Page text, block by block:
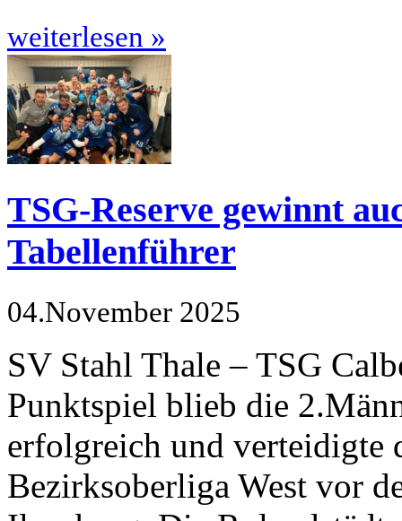
weiterlesen »
TSG-Reserve gewinnt
Tabellenführer
04.November 2025
SV Stahl Thale – TSG
Punktspiel blieb die
erfolgreich und verteidigte
Bezirksoberliga West vor